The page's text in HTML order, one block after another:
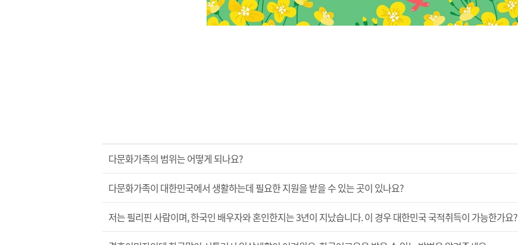
다문화가족의 범위는 어떻게 되나요?
다문화가족이 대한민국에서 생활하는데 필요한 지원을 받을 수 있는 곳이 있나요?
저는 필리핀 사람이며, 한국인 배우자와 혼인한지는 3년이 지났습니다. 이 경우 대한민국 국적취득이 가능한가요?